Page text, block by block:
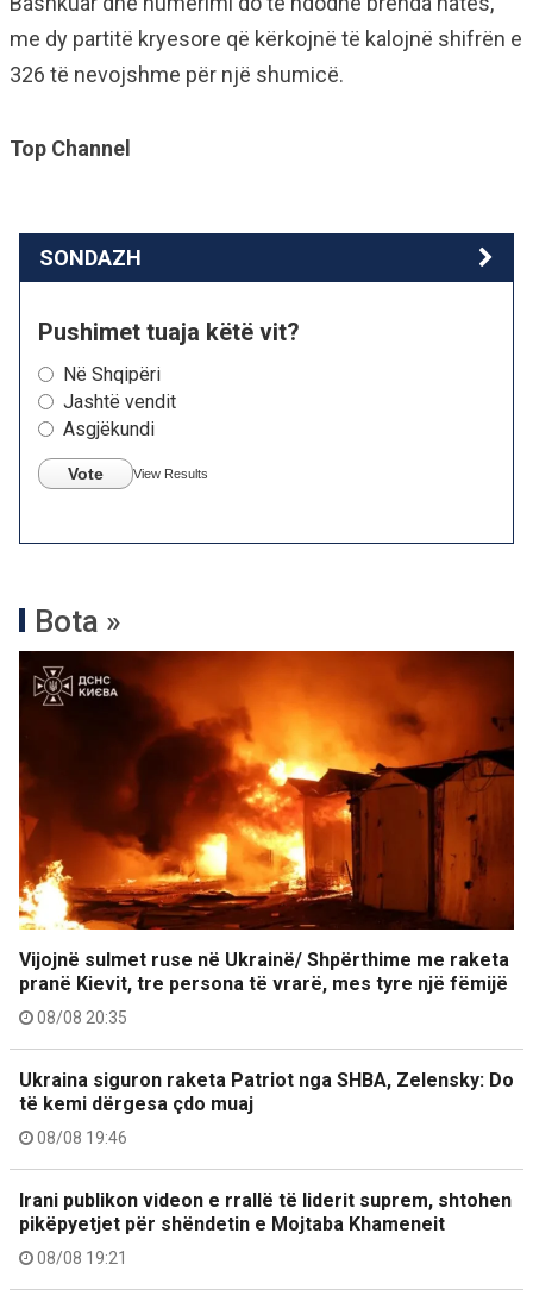
me dy partitë kryesore që kërkojnë të kalojnë shifrën e
326 të nevojshme për një shumicë.
Top Channel
SONDAZH
Pushimet tuaja këtë vit?
Në Shqipëri
Jashtë vendit
Asgjëkundi
Vote View Results
Bota »
Vijojnë sulmet ruse në Ukrainë/ Shpërthime me raketa
pranë Kievit, tre persona të vrarë, mes tyre një fëmijë
08/08 20:35
Ukraina siguron raketa Patriot nga SHBA, Zelensky: Do
të kemi dërgesa çdo muaj
08/08 19:46
Irani publikon videon e rrallë të liderit suprem, shtohen
pikëpyetjet për shëndetin e Mojtaba Khameneit
08/08 19:21